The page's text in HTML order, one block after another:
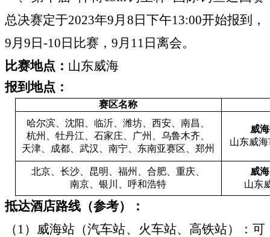
总决赛定于2023年9月 8 日下午13:00开始报到，
9月9日-10日比赛，9月11日离会。
比赛地点： 山东威海
报到地点：
赛区名称
哈尔滨、沈阳、临沂、潍坊、西安、南昌、
杭州、牡丹江、石家庄、广州、乌鲁木齐、
天津、成都、武汉、南宁、东南亚赛区、郑州
威
山东威
北京、长沙、昆明、福州、合肥、重庆、
南京、银川、呼和浩特
威
山东
抵达酒店路线（参考）：
（1）威海站（汽车站、火车站、高铁站）：可